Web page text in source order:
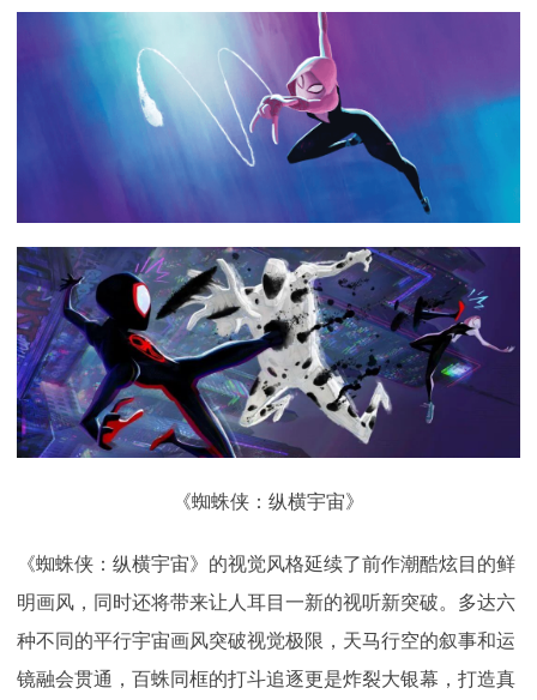
《蜘蛛侠：纵横宇宙》
《蜘蛛侠：纵横宇宙》的视觉风格延续了前作潮酷炫目的鲜
明画风，同时还将带来让人耳目一新的视听新突破。多达六
种不同的平行宇宙画风突破视觉极限，天马行空的叙事和运
镜融会贯通，百蛛同框的打斗追逐更是炸裂大银幕，打造真